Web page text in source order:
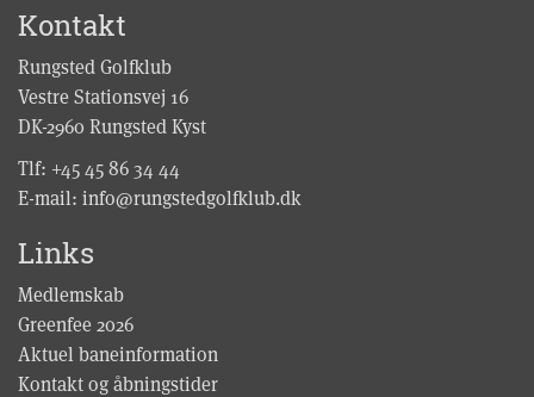
Kontakt
Rungsted Golfklub
Vestre Stationsvej 16
DK-2960 Rungsted Kyst
Tlf: +45 45 86 34 44
E-mail: info@rungstedgolfklub.dk
Links
Medlemskab
Greenfee 2026
Aktuel baneinformation
Kontakt og åbningstider